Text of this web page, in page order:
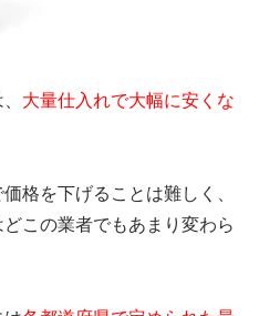
大量仕入れで大幅に安くな
格を下げることは難しく、
この業者でもあまり変わら